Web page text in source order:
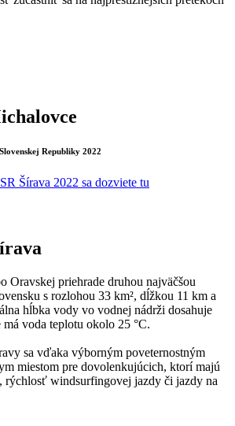
Republiky 2022
Šírava 2022 sa dozviete tu
Oravskej priehrade druhou najväčšou
s rozlohou 33 km², dĺžkou 11 km a
hĺbka vody vo vodnej nádrži dosahuje
voda teplotu okolo 25 °C.
sa vďaka výborným poveternostným
miestom pre dovolenkujúcich, ktorí majú
rýchlosť windsurfingovej jazdy či jazdy na